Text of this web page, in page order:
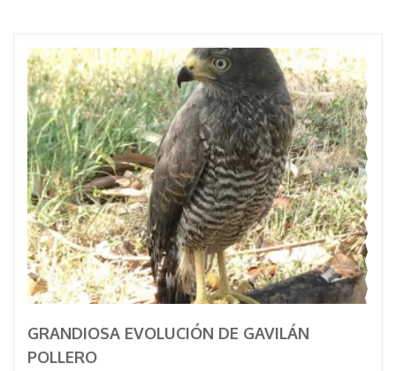
GRANDIOSA EVOLUCIÓN DE GAVILÁN
POLLERO